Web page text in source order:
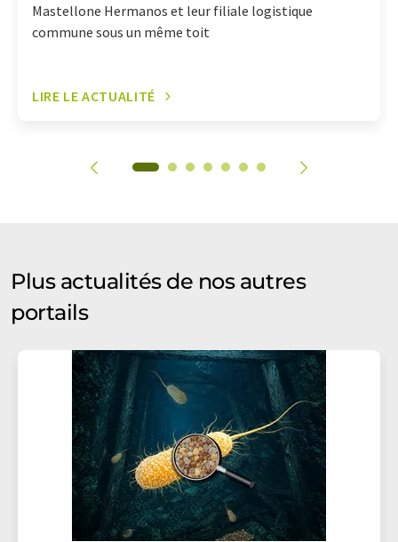
Mastellone Hermanos et leur filiale logistique
commune sous un même toit
LIRE LE ACTUALITÉ
Plus actualités de nos autres
portails